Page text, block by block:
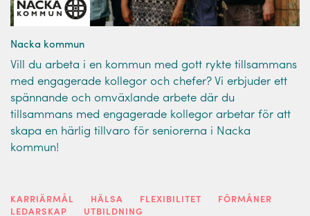
Nacka kommun
Vill du arbeta i en kommun med gott rykte tillsammans
med engagerade kollegor och chefer? Vi erbjuder ett
spännande och omväxlande arbete där du
tillsammans med engagerade kollegor arbetar för att
skapa en härlig tillvaro för seniorerna i Nacka
kommun!
KARRIÄRMÅL HÄLSA FLEXIBILITET
FÖRMÅNER
LEDARSKAP
UTBILDNING